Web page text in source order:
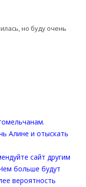
но буду очень
Алине и отыскать
сайт другим
больше будут
вероятность